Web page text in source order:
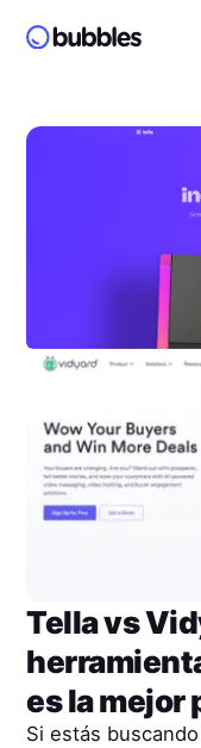
Tellavs
es la mejor
Si estás